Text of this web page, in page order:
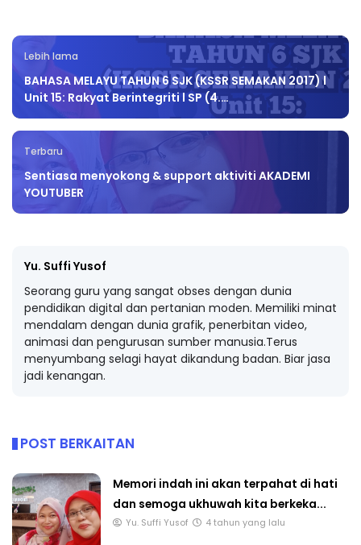
Lebih lama
BAHASA MELAYU TAHUN 6 SJK (KSSR SEMAKAN 2017) l
Unit 15: Rakyat Berintegriti l SP (4.…
Terbaru
Sentiasa menyokong & support aktiviti AKADEMI
YOUTUBER
Yu. Suffi Yusof
Seorang guru yang sangat obses dengan dunia
pendidikan digital dan pertanian moden. Memiliki minat
mendalam dengan dunia grafik, penerbitan video,
animasi dan pengurusan sumber manusia.Terus
menyumbang selagi hayat dikandung badan. Biar jasa
jadi kenangan.
POST BERKAITAN
Memori indah ini akan terpahat di hati
dan semoga ukhuwah kita berkeka...
Yu. Suffi Yusof 4 tahun yang lalu